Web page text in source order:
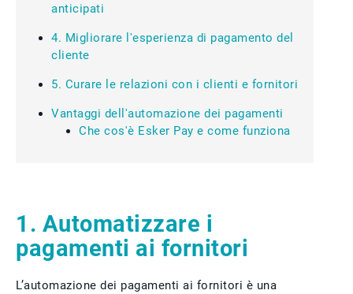
anticipati
4. Migliorare l'esperienza di pagamento del
cliente
5. Curare le relazioni con i clienti e fornitori
Vantaggi dell'automazione dei pagamenti
Che cos'è Esker Pay e come funziona
1. Automatizzare i
pagamenti ai fornitori
L’automazione dei pagamenti ai fornitori è una